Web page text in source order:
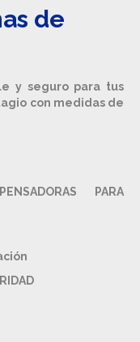
de
y seguro para tus
con medidas de
PARA